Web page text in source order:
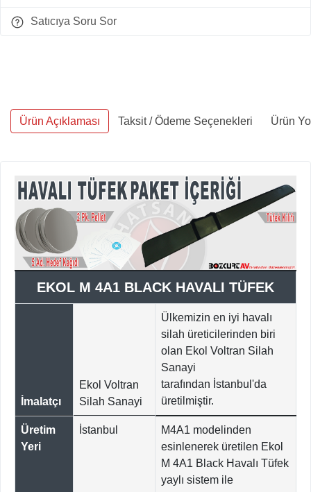
Satıcıya Soru Sor
Ürün Açıklaması Taksit / Ödeme Seçenekleri Ürün
EKOL M 4A1 BLACK HAVALI TÜFEK
İmalatçı
Ekol Voltran
Silah Sanayi
Ülkemizin en iyi havalı
silah üreticilerinden biri
olan Ekol Voltran Silah
Sanayi
tarafından İstanbul'da
üretilmiştir.
Üretim
Yeri
İstanbul
M4A1 modelinden
esinlenerek üretilen Ekol
M 4A1 Black Havalı Tüfek
yaylı sistem ile